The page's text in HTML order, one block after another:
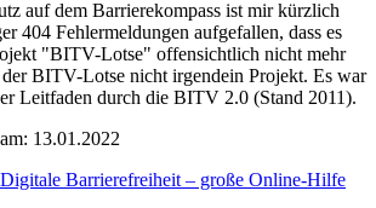
auf dem Barrierekompass ist mir kürzlich
404 Fehlermeldungen aufgefallen, dass es
"BITV-Lotse" offensichtlich nicht mehr
BITV-Lotse nicht irgendein Projekt. Es war
Leitfaden durch die BITV 2.0 (Stand 2011).
13.01.2022
Barrierefreiheit – große Online-Hilfe